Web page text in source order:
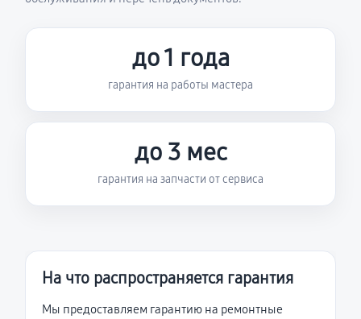
до 1 года
гарантия на работы мастера
до 3 мес
гарантия на запчасти от сервиса
На что распространяется гарантия
Мы предоставляем гарантию на ремонтные